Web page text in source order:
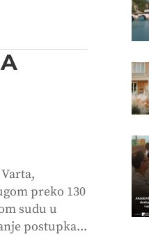
preko 130
sudu u
postupka...